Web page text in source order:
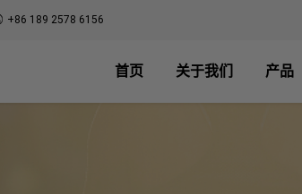
+86 189 2578 6156
首页 关于我们 产品